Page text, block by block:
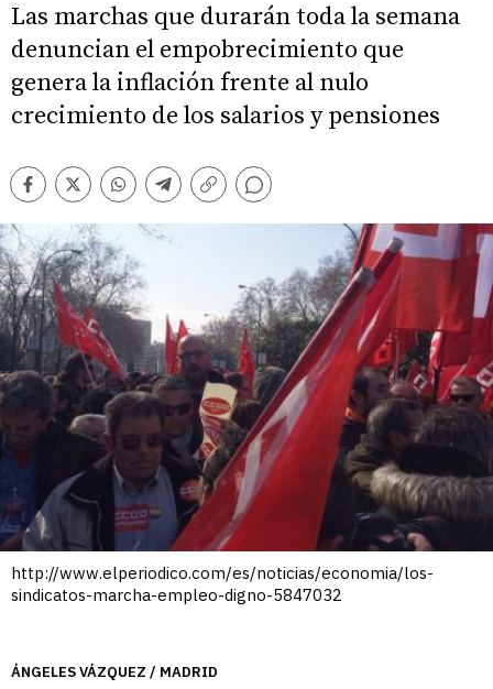
Las marchas que durarán toda la semana
denuncian el empobrecimiento que
genera la inflación frente al nulo
crecimiento de los salarios y pensiones
Facebook
TwitterWhatsappTelegram
Copiar
Comentarios
http://www.elperiodico.com/es/noticias/economia/los-
sindicatos-marcha-empleo-digno-5847032
ÁNGELES VÁZQUEZ / MADRID